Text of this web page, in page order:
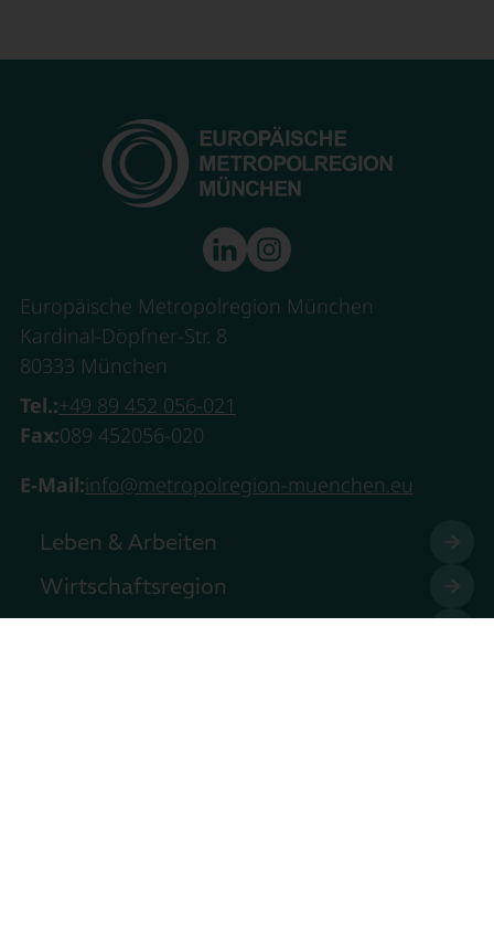
Europäische Metropolregion München
Kardinal-Döpfner-Str. 8
80333 München
Tel.:+49 89 452 056-021
Fax:089 452056-020
E-Mail:info@metropolregion-muenchen.eu
Leben & Arbeiten
Wirtschaftsregion